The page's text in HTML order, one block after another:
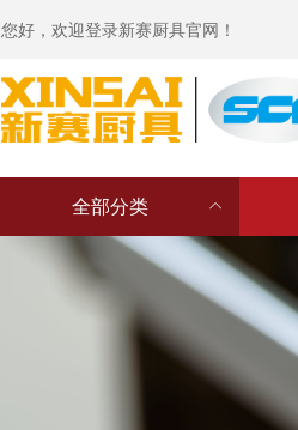
您好，欢迎登录新赛厨具官网！
ꀙ
全部分类